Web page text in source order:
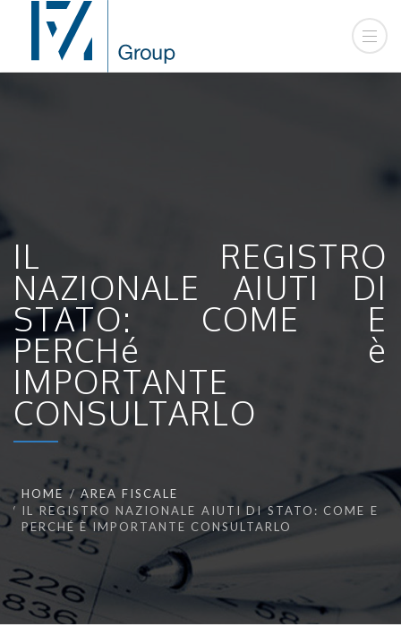
IL REGISTRO
NAZIONALE AIUTI DI
STATO: COME E
PERCHé è
IMPORTANTE
CONSULTARLO
HOME
AREA FISCALE
IL REGISTRO NAZIONALE AIUTI DI STATO: COME E
PERCHÉ È IMPORTANTE CONSULTARLO